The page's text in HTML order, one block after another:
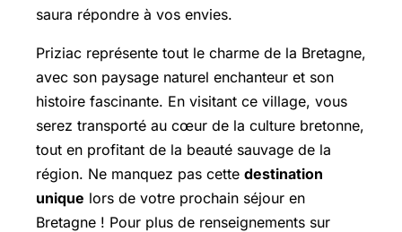
saura répondre à vos envies.
Priziac représente tout le charme de la Bretagne,
avec son paysage naturel enchanteur et son
histoire fascinante. En visitant ce village, vous
serez transporté au cœur de la culture bretonne,
tout en profitant de la beauté sauvage de la
région. Ne manquez pas cette destination
unique lors de votre prochain séjour en
Bretagne ! Pour plus de renseignements sur